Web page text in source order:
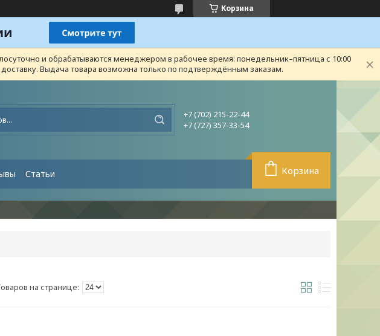
Корзина
и обрабатываются менеджером в рабочее время: понедельник–пятница с 10:00
Выдача товара возможна только по подтверждённым заказам.
+7 (702) 215-22-44
+7 (727) 357-33-54
Статьи Корзина